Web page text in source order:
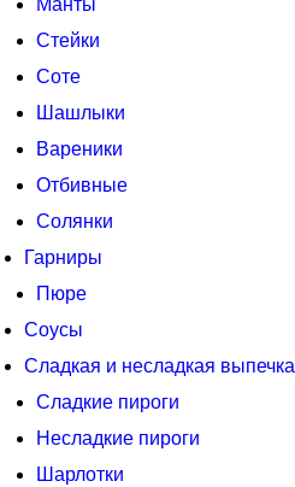
Стейки
Соте
Шашлыки
Вареники
Отбивные
Солянки
Гарниры
Пюре
Соусы
Сладкая и несладкая выпечка
Сладкие пироги
Несладкие пироги
Шарлотки